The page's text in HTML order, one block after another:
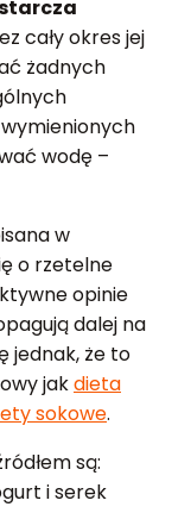
cały okres jej
żadnych
wodę –
w
o rzetelne
opinie
dalej na
jednak, że to
jakdieta
sokowe.
są:
i serek